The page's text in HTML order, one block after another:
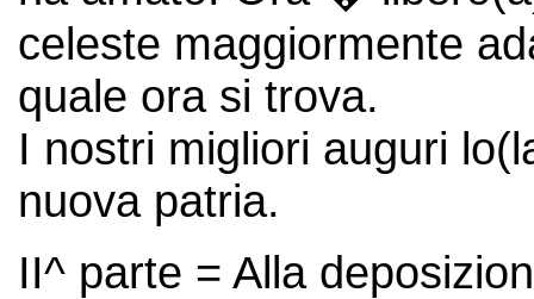
celeste maggiormente
quale ora si trova.
I nostri migliori auguri
nuova patria.
II^ parte = Alla